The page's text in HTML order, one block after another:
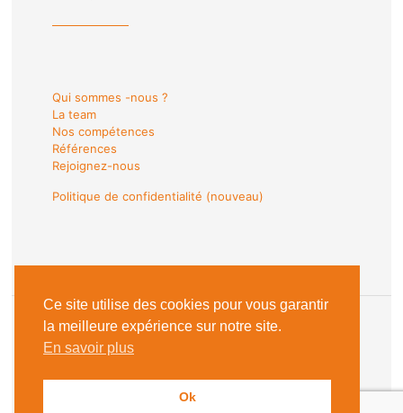
Qui sommes -nous ?
La team
Nos compétences
Références
Rejoignez-nous
Politique de confidentialité (nouveau)
Ce site utilise des cookies pour vous garantir
la meilleure expérience sur notre site.
En savoir plus
Ok